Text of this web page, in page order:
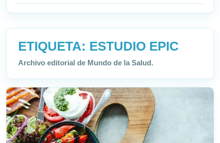
ETIQUETA: ESTUDIO EPIC
Archivo editorial de Mundo de la Salud.